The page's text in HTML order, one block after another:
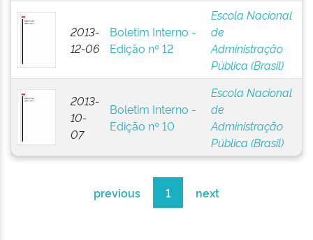
2013-
12-06
Boletim Interno -
Edição nº 12
Escola Nacional
de
Administração
Pública (Brasil)
2013-
10-
07
Boletim Interno -
Edição nº 10
Escola Nacional
de
Administração
Pública (Brasil)
previous 1 next